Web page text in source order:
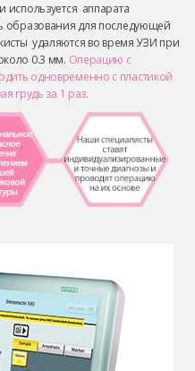
аппарата
образования для последующей
удаляются во время УЗИ при
0.3 мм. Операцию с
одновременно с пластикой
грудь за 1 раз.